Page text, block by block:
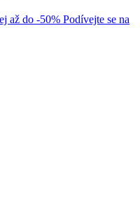
až do -50% Podívejte se na